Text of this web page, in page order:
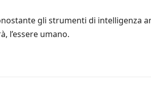
gli strumenti di intelligenza
l’essere umano.